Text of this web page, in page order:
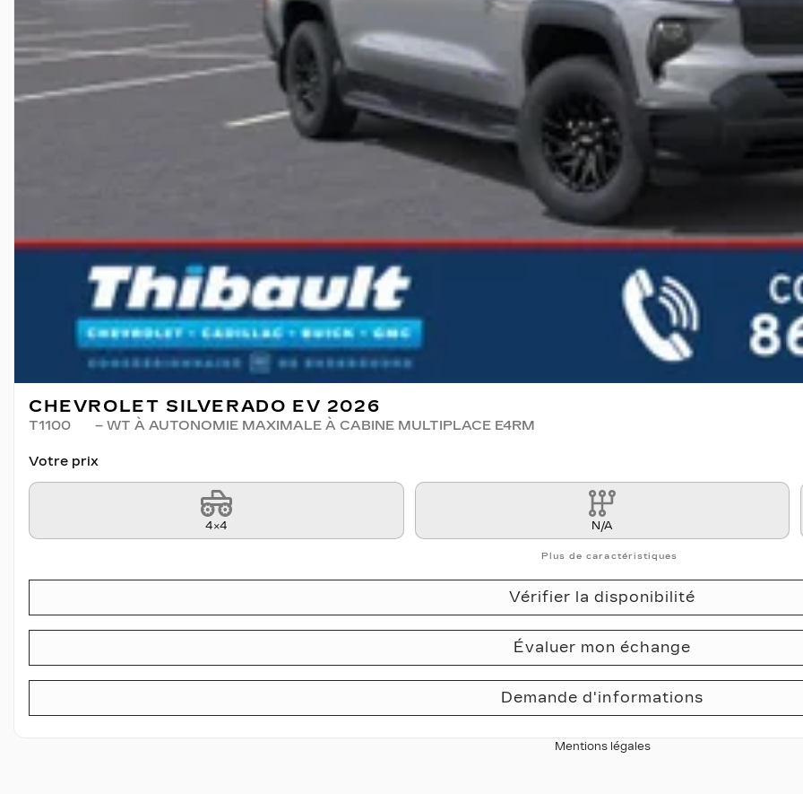
CHEVROLET SILVERADO EV 2026
T1100 – WT À AUTONOMIE MAXIMALE À CABINE MULTIPLACE E4RM
Votre prix
4×4 N/A
Plus de caractéristiques
Vérifier la disponibilité
Évaluer mon échange
Demande d'informations
Mentions légales